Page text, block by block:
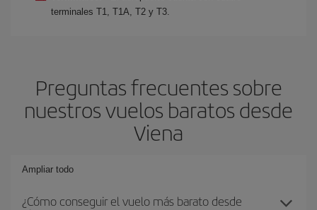
terminales T1, T1A, T2 y T3.
Preguntas frecuentes sobre
nuestros vuelos baratos desde
Viena
Ampliar todo
¿Cómo conseguir el vuelo más barato desde